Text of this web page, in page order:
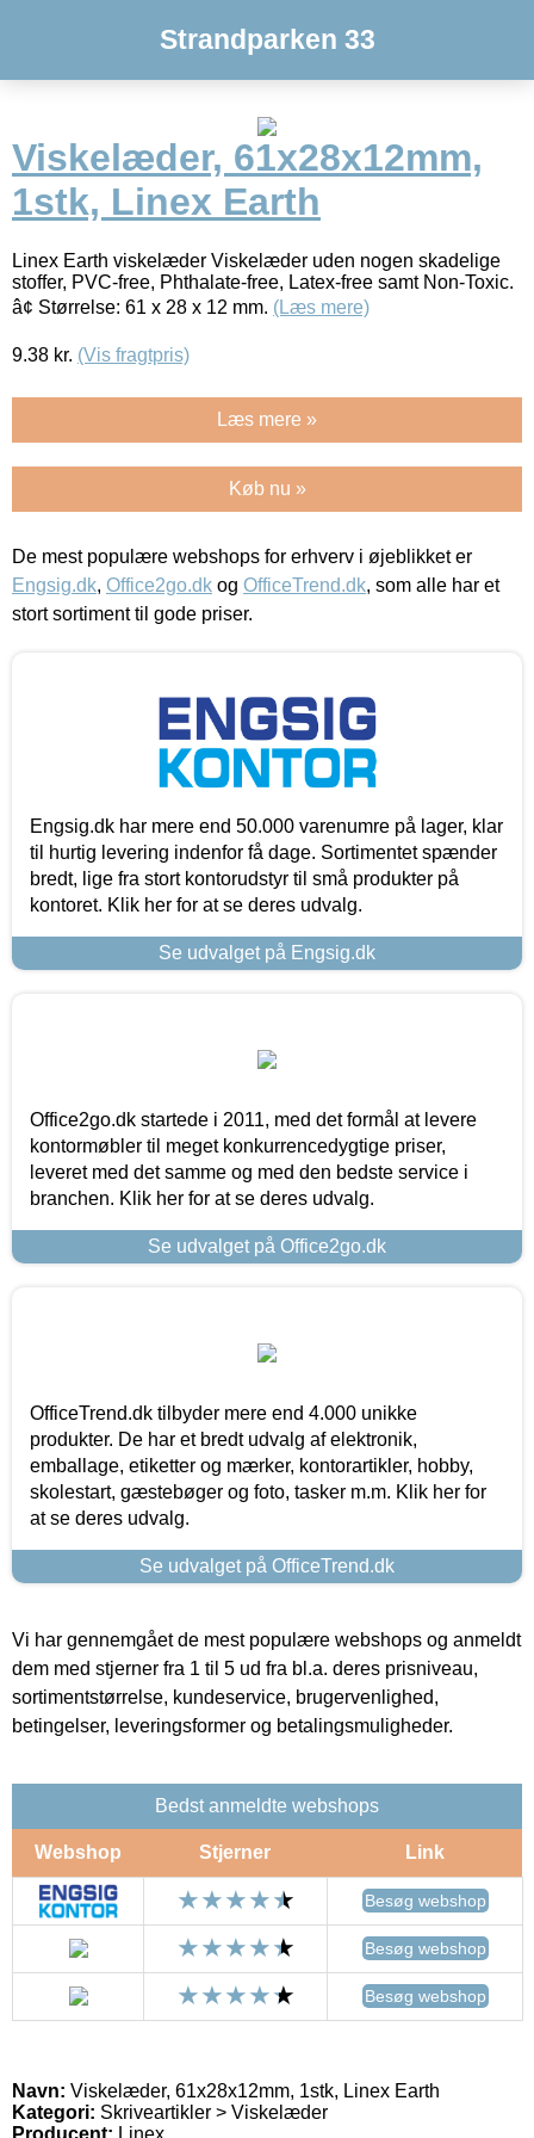
Strandparken 33
Viskelæder, 61x28x12mm,
1stk, Linex Earth
Linex Earth viskelæder Viskelæder uden nogen skadelige
stoffer, PVC-free, Phthalate-free, Latex-free samt Non-Toxic.
â¢ Størrelse: 61 x 28 x 12 mm. (Læs mere)
9.38 kr. (Vis fragtpris)
Læs mere »
Køb nu »
De mest populære webshops for erhverv i øjeblikket er
Engsig.dk, Office2go.dk og OfficeTrend.dk, som alle har et
stort sortiment til gode priser.
Engsig.dk har mere end 50.000 varenumre på lager, klar
til hurtig levering indenfor få dage. Sortimentet spænder
bredt, lige fra stort kontorudstyr til små produkter på
kontoret. Klik her for at se deres udvalg.
Se udvalget på Engsig.dk
Office2go.dk startede i 2011, med det formål at levere
kontormøbler til meget konkurrencedygtige priser,
leveret med det samme og med den bedste service i
branchen. Klik her for at se deres udvalg.
Se udvalget på Office2go.dk
OfficeTrend.dk tilbyder mere end 4.000 unikke
produkter. De har et bredt udvalg af elektronik,
emballage, etiketter og mærker, kontorartikler, hobby,
skolestart, gæstebøger og foto, tasker m.m. Klik her for
at se deres udvalg.
Se udvalget på OfficeTrend.dk
Vi har gennemgået de mest populære webshops og anmeldt
dem med stjerner fra 1 til 5 ud fra bl.a. deres prisniveau,
sortimentstørrelse, kundeservice, brugervenlighed,
betingelser, leveringsformer og betalingsmuligheder.
Bedst anmeldte webshops
Webshop Stjerner Link
Besøg webshop
Besøg webshop
Besøg webshop
Navn: Viskelæder, 61x28x12mm, 1stk, Linex Earth
Kategori: Skriveartikler > Viskelæder
Producent:
Linex